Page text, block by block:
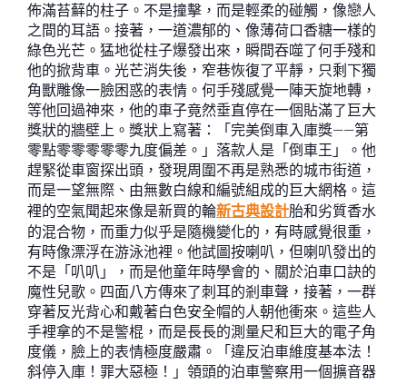
佈滿苔蘚的柱子。不是撞擊，而是輕柔的碰觸，像戀人
之間的耳語。接著，一道濃郁的、像薄荷口香糖一樣的
綠色光芒。猛地從柱子爆發出來，瞬間吞噬了何手殘和
他的掀背車。光芒消失後，窄巷恢復了平靜，只剩下獨
角獸雕像一臉困惑的表情。何手殘感覺一陣天旋地轉，
等他回過神來，他的車子竟然垂直停在一個貼滿了巨大
獎狀的牆壁上。獎狀上寫著：「完美倒車入庫獎——第
零點零零零零零九度偏差。」落款人是「倒車王」。他
趕緊從車窗探出頭，發現周圍不再是熟悉的城市街道，
而是一望無際、由無數白線和編號組成的巨大網格。這
裡的空氣聞起來像是新買的輪新古典設計胎和劣質香水
的混合物，而重力似乎是隨機變化的，有時感覺很重，
有時像漂浮在游泳池裡。他試圖按喇叭，但喇叭發出的
不是「叭叭」，而是他童年時學會的、關於泊車口訣的
魔性兒歌。四面八方傳來了刺耳的剎車聲，接著，一群
穿著反光背心和戴著白色安全帽的人朝他衝來。這些人
手裡拿的不是警棍，而是長長的測量尺和巨大的電子角
度儀，臉上的表情極度嚴肅。「違反泊車維度基本法！
斜停入庫！罪大惡極！」領頭的泊車警察用一個擴音器